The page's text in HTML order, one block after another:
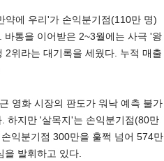
약에 우리'가 손익분기점(110만 명)
통을 이어받은 2~3월에는 사극 '왕
위라는 대기록을 세웠다. 누적 매출
영화 시장의 판도가 워낙 예측 불가
하지만 '살목지'는 손익분기점(80만
익분기점 300만을 훌쩍 넘어 574만
발휘하고 있다.